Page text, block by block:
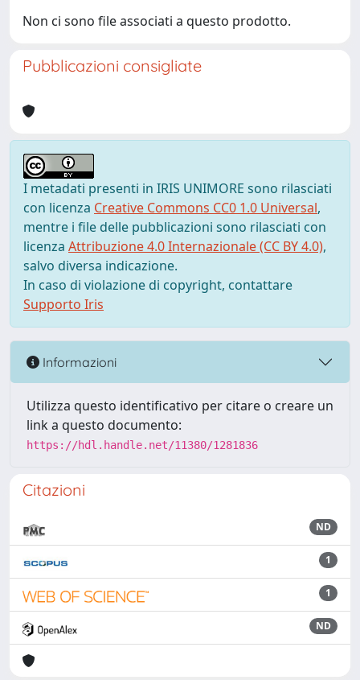
Non ci sono file associati a questo prodotto.
Pubblicazioni consigliate
I metadati presenti in IRIS UNIMORE sono rilasciati
con licenza Creative Commons CC0 1.0 Universal,
mentre i file delle pubblicazioni sono rilasciati con
licenza Attribuzione 4.0 Internazionale (CC BY 4.0),
salvo diversa indicazione.
In caso di violazione di copyright, contattare
Supporto Iris
Informazioni
Utilizza questo identificativo per citare o creare un
link a questo documento:
https://hdl.handle.net/11380/1281836
Citazioni
ND
1
1
ND